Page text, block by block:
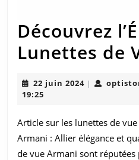
Découvrez
Lunettes de
22 juin 202422|
19:25
Article sur les lunettes de
Armani : Allier élégance et
de vue Armani sont